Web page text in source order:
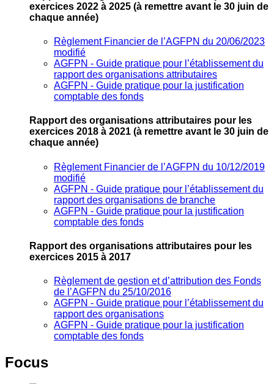
exercices 2022 à 2025 (à remettre avant le 30 juin de
chaque année)
Règlement Financier de l’AGFPN du 20/06/2023
modifié
AGFPN ‐ Guide pratique pour l’établissement du
rapport des organisations attributaires
AGFPN ‐ Guide pratique pour la justification
comptable des fonds
Rapport des organisations attributaires pour les
exercices 2018 à 2021 (à remettre avant le 30 juin de
chaque année)
Règlement Financier de l’AGFPN du 10/12/2019
modifié
AGFPN ‐ Guide pratique pour l’établissement du
rapport des organisations de branche
AGFPN ‐ Guide pratique pour la justification
comptable des fonds
Rapport des organisations attributaires pour les
exercices 2015 à 2017
Règlement de gestion et d’attribution des Fonds
de l’AGFPN du 25/10/2016
AGFPN ‐ Guide pratique pour l’établissement du
rapport des organisations
AGFPN ‐ Guide pratique pour la justification
comptable des fonds
Focus